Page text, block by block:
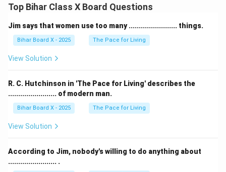
Top Bihar Class X Board Questions
Jim says that women use too many ........................ things.
Bihar Board X - 2025 The Pace for Living
View Solution
R. C. Hutchinson in 'The Pace for Living' describes the
........................ of modern man.
Bihar Board X - 2025 The Pace for Living
View Solution
According to Jim, nobody's willing to do anything about
........................ .